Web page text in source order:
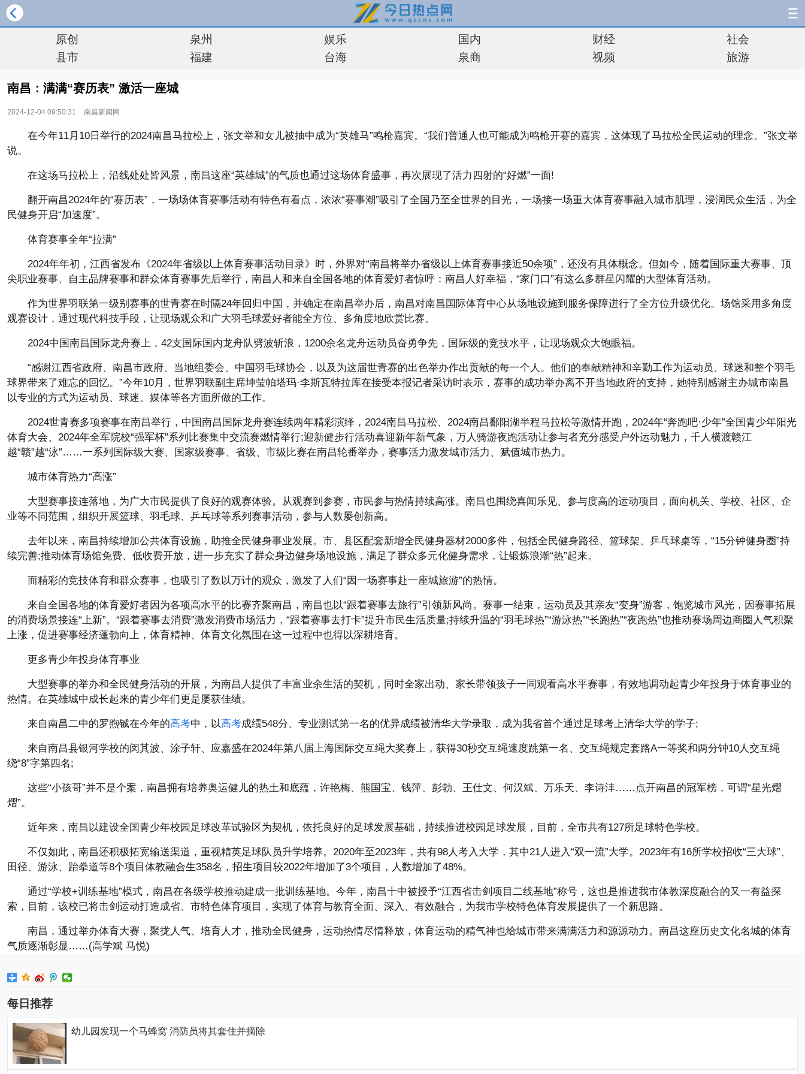
原创 泉州 娱乐 国内 财经
社会
县市
福建 台海 泉商 视频 旅游
南昌：满满“赛历表” 激活一座城
2024-12-04 09:50:31 南昌新闻网
在今年11月10日举行的2024南昌马拉松上，张文举和女儿被抽中成为“英雄马”鸣枪嘉宾。“我们普通人也可能成为鸣枪开赛的嘉宾，这体现了马拉松全民运动的理念。”张文举
说。
在这场马拉松上，沿线处处皆风景，南昌这座“英雄城”的气质也通过这场体育盛事，再次展现了活力四射的“好燃”一面!
翻开南昌2024年的“赛历表”，一场场体育赛事活动有特色有看点，浓浓“赛事潮”吸引了全国乃至全世界的目光，一场接一场重大体育赛事融入城市肌理，浸润民众生活，为全
民健身开启“加速度”。
体育赛事全年“拉满”
2024年年初，江西省发布《2024年省级以上体育赛事活动目录》时，外界对“南昌将举办省级以上体育赛事接近50余项”，还没有具体概念。但如今，随着国际重大赛事、顶
尖职业赛事、自主品牌赛事和群众体育赛事先后举行，南昌人和来自全国各地的体育爱好者惊呼：南昌人好幸福，“家门口”有这么多群星闪耀的大型体育活动。
作为世界羽联第一级别赛事的世青赛在时隔24年回归中国，并确定在南昌举办后，南昌对南昌国际体育中心从场地设施到服务保障进行了全方位升级优化。场馆采用多角度
观赛设计，通过现代科技手段，让现场观众和广大羽毛球爱好者能全方位、多角度地欣赏比赛。
2024中国南昌国际龙舟赛上，42支国际国内龙舟队劈波斩浪，1200余名龙舟运动员奋勇争先，国际级的竞技水平，让现场观众大饱眼福。
“感谢江西省政府、南昌市政府、当地组委会、中国羽毛球协会，以及为这届世青赛的出色举办作出贡献的每一个人。他们的奉献精神和辛勤工作为运动员、球迷和整个羽毛
球界带来了难忘的回忆。”今年10月，世界羽联副主席坤莹帕塔玛·李斯瓦特拉库在接受本报记者采访时表示，赛事的成功举办离不开当地政府的支持，她特别感谢主办城市南昌
以专业的方式为运动员、球迷、媒体等各方面所做的工作。
2024世青赛多项赛事在南昌举行，中国南昌国际龙舟赛连续两年精彩演绎，2024南昌马拉松、2024南昌鄱阳湖半程马拉松等激情开跑，2024年“奔跑吧·少年”全国青少年阳光
体育大会、2024年全军院校“强军杯”系列比赛集中交流赛燃情举行;迎新健步行活动喜迎新年新气象，万人骑游夜跑活动让参与者充分感受户外运动魅力，千人横渡赣江
越“赣”越“泳”……一系列国际级大赛、国家级赛事、省级、市级比赛在南昌轮番举办，赛事活力激发城市活力、赋值城市热力。
城市体育热力“高涨”
大型赛事接连落地，为广大市民提供了良好的观赛体验。从观赛到参赛，市民参与热情持续高涨。南昌也围绕喜闻乐见、参与度高的运动项目，面向机关、学校、社区、企
业等不同范围，组织开展篮球、羽毛球、乒乓球等系列赛事活动，参与人数屡创新高。
去年以来，南昌持续增加公共体育设施，助推全民健身事业发展。市、县区配套新增全民健身器材2000多件，包括全民健身路径、篮球架、乒乓球桌等，“15分钟健身圈”持
续完善;推动体育场馆免费、低收费开放，进一步充实了群众身边健身场地设施，满足了群众多元化健身需求，让锻炼浪潮“热”起来。
而精彩的竞技体育和群众赛事，也吸引了数以万计的观众，激发了人们“因一场赛事赴一座城旅游”的热情。
来自全国各地的体育爱好者因为各项高水平的比赛齐聚南昌，南昌也以“跟着赛事去旅行”引领新风尚。赛事一结束，运动员及其亲友“变身”游客，饱览城市风光，因赛事拓展
的消费场景接连“上新”。“跟着赛事去消费”激发消费市场活力，“跟着赛事去打卡”提升市民生活质量;持续升温的“羽毛球热”“游泳热”“长跑热”“夜跑热”也推动赛场周边商圈人气积聚
上涨，促进赛事经济蓬勃向上，体育精神、体育文化氛围在这一过程中也得以深耕培育。
更多青少年投身体育事业
大型赛事的举办和全民健身活动的开展，为南昌人提供了丰富业余生活的契机，同时全家出动、家长带领孩子一同观看高水平赛事，有效地调动起青少年投身于体育事业的
热情。在英雄城中成长起来的青少年们更是屡获佳绩。
来自南昌二中的罗煦铖在今年的高考中，以高考成绩548分、专业测试第一名的优异成绩被清华大学录取，成为我省首个通过足球考上清华大学的学子;
来自南昌县银河学校的闵其波、涂子轩、应嘉盛在2024年第八届上海国际交互绳大奖赛上，获得30秒交互绳速度跳第一名、交互绳规定套路A一等奖和两分钟10人交互绳
绕“8”字第四名;
这些“小孩哥”并不是个案，南昌拥有培养奥运健儿的热土和底蕴，许艳梅、熊国宝、钱萍、彭勃、王仕文、何汉斌、万乐天、李诗沣……点开南昌的冠军榜，可谓“星光熠
熠”。
近年来，南昌以建设全国青少年校园足球改革试验区为契机，依托良好的足球发展基础，持续推进校园足球发展，目前，全市共有127所足球特色学校。
不仅如此，南昌还积极拓宽输送渠道，重视精英足球队员升学培养。2020年至2023年，共有98人考入大学，其中21人进入“双一流”大学。2023年有16所学校招收“三大球”、
田径、游泳、跆拳道等8个项目体教融合生358名，招生项目较2022年增加了3个项目，人数增加了48%。
通过“学校+训练基地”模式，南昌在各级学校推动建成一批训练基地。今年，南昌十中被授予“江西省击剑项目二线基地”称号，这也是推进我市体教深度融合的又一有益探
索，目前，该校已将击剑运动打造成省、市特色体育项目，实现了体育与教育全面、深入、有效融合，为我市学校特色体育发展提供了一个新思路。
南昌，通过举办体育大赛，聚拢人气、培育人才，推动全民健身，运动热情尽情释放，体育运动的精气神也给城市带来满满活力和源源动力。南昌这座历史文化名城的体育
气质逐渐彰显……(高学斌 马悦)
每日推荐
幼儿园发现一个马蜂窝 消防员将其套住并摘除